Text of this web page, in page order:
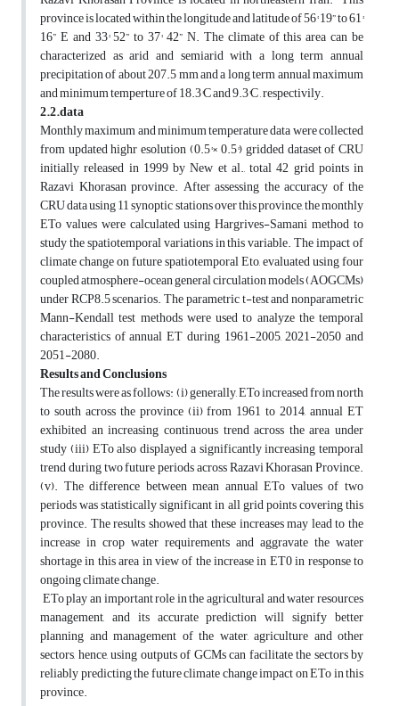
province is located within the longitude and latitude of 56° 19” to 61°
16” E and 33° 52” to 37° 42” N. The climate of this area can be
characterized as arid and semiarid with a long term annual
precipitation of about 207.5 mm and a long term annual maximum
and minimum temperture of 18.3°C and 9.3°C , respectivily.
2.2.data
Monthly maximum and minimum temperature data were collected
from updated highr esolution (0.5°× 0.5°) gridded dataset of CRU
initially released in 1999 by New et al., total 42 grid points in
Razavi Khorasan province. After assessing the accuracy of the
CRU data using 11 synoptic stations over this province, the monthly
ETo values were calculated using Hargrives-Samani method to
study the spatiotemporal variations in this variable. The impact of
climate change on future spatiotemporal Eto, evaluated using four
coupled atmosphere-ocean general circulation models (AOGCMs)
under RCP8.5 scenarios. The parametric t-test and nonparametric
Mann-Kendall test methods were used to analyze the temporal
characteristics of annual ET during 1961-2005, 2021-2050 and
2051-2080.
Results and Conclusions
The results were as follows: (i) generally, ETo increased from north
to south across the province (ii) from 1961 to 2014, annual ET
exhibited an increasing continuous trend across the area under
study (iii) ETo also displayed a significantly increasing temporal
trend during two future periods across Razavi Khorasan Province.
(v). The difference between mean annual ETo values of two
periods was statistically significant in all grid points covering this
province. The results showed that these increases may lead to the
increase in crop water requirements and aggravate the water
shortage in this area in view of the increase in ET0 in response to
ongoing climate change.
ETo play an important role in the agricultural and water resources
management, and its accurate prediction will signify better
planning and management of the water, agriculture and other
sectors, hence, using outputs of GCMs can facilitate the sectors by
reliably predicting the future climate change impact on ETo in this
province.